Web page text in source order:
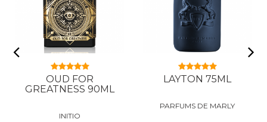
OUD FOR
GREATNESS 90ML
INITIO
LAYTON 75ML
PARFUMS DE MARLY